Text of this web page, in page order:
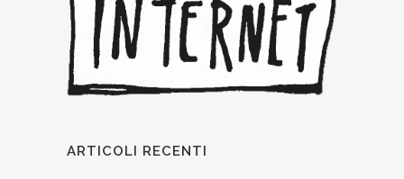
ARTICOLI RECENTI